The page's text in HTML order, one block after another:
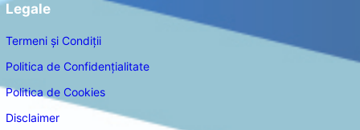
Legale
Termeni și Condiții
Politica de Confidențialitate
Politica de Cookies
Disclaimer